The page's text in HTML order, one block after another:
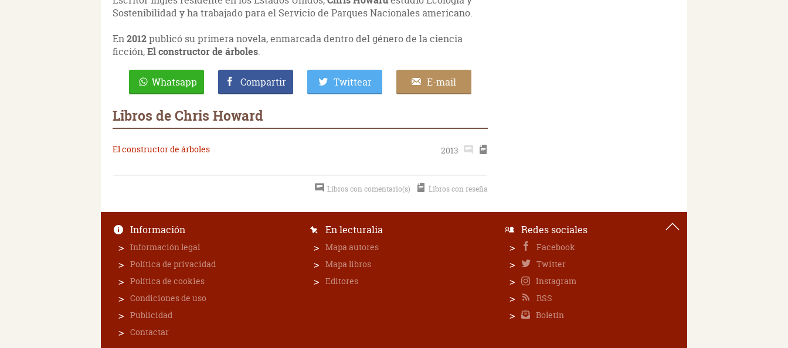
Sostenibilidad y ha trabajado para el Servicio de Parques Nacionales americano.
En2012publicó su primera novela, enmarcada dentro del género de la ciencia
ficción,El constructor de árboles.
Whatsapp Compartir Twittear E-mail
Libros de Chris Howard
El constructor de árboles 2013
Libros con comentario(s) Libros con reseña
Información
Información legal
Política de privacidad
Política de cookies
Condiciones de uso
Publicidad
Contactar
En lecturalia
Mapa autores
Mapa libros
Editores
Redes sociales
Facebook
Twitter
Instagram
RSS
Boletín